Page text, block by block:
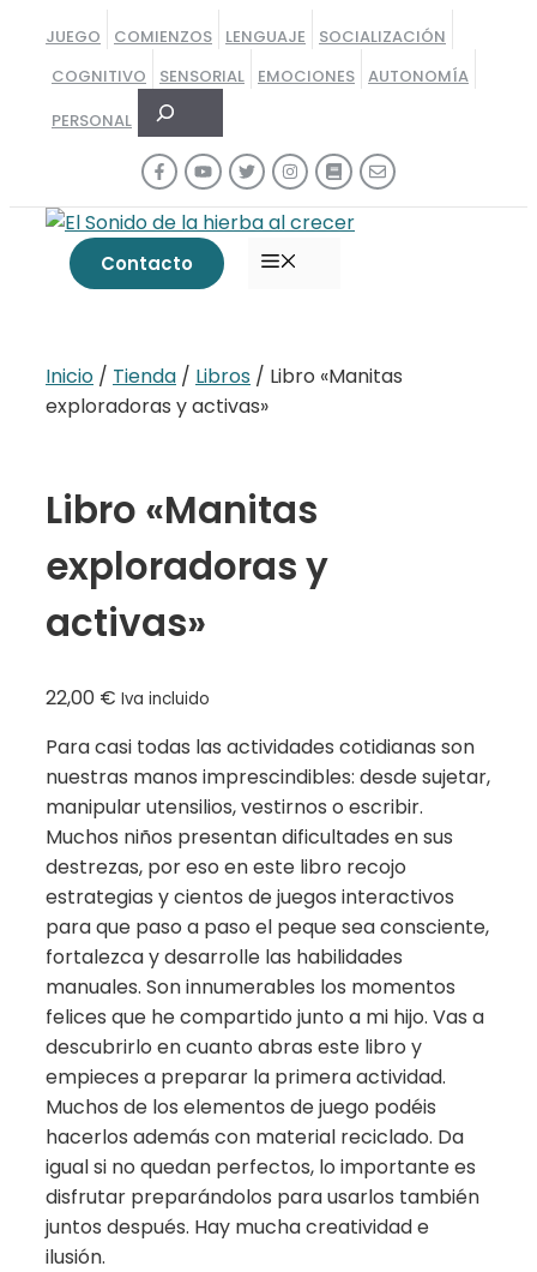
contenido
JUEGO COMIENZOS LENGUAJE
SOCIALIZACIÓN
COGNITIVO
SENSORIAL EMOCIONES AUTONOMÍA
PERSONAL
Buscar
Contacto
Inicio / Tienda / Libros / Libro «Manitas
exploradoras y activas»
Libro «Manitas
exploradoras y
activas»
22,00 € Iva incluido
Para casi todas las actividades cotidianas son
nuestras manos imprescindibles: desde sujetar,
manipular utensilios, vestirnos o escribir.
Muchos niños presentan dificultades en sus
destrezas, por eso en este libro recojo
estrategias y cientos de juegos interactivos
para que paso a paso el peque sea consciente,
fortalezca y desarrolle las habilidades
manuales. Son innumerables los momentos
felices que he compartido junto a mi hijo. Vas a
descubrirlo en cuanto abras este libro y
empieces a preparar la primera actividad.
Muchos de los elementos de juego podéis
hacerlos además con material reciclado. Da
igual si no quedan perfectos, lo importante es
disfrutar preparándolos para usarlos también
juntos después. Hay mucha creatividad e
ilusión.